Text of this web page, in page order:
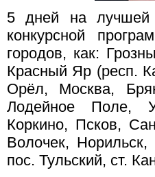
5 дней на лучшей
конкурсной
городов, как:
Красный Яр (респ.
Орёл, Москва,
Лодейное Поле,
Коркино, Псков,
Волочек, Норильск,
пос. Тульский, ст.